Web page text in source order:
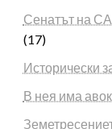
Сенатът на
(17)
Исторически
В нея има